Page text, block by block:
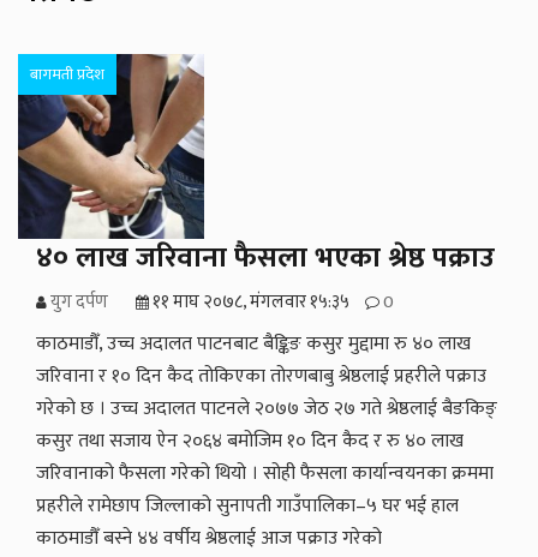
बागमती प्रदेश
४० लाख जरिवाना फैसला भएका श्रेष्ठ पक्राउ
युग दर्पण ११ माघ २०७८, मंगलवार १५:३५ 0
काठमाडौँ, उच्च अदालत पाटनबाट बैङ्किङ कसुर मुद्दामा रु ४० लाख
जरिवाना र १० दिन कैद तोकिएका तोरणबाबु श्रेष्ठलाई प्रहरीले पक्राउ
गरेको छ । उच्च अदालत पाटनले २०७७ जेठ २७ गते श्रेष्ठलाई बैङकिङ्
कसुर तथा सजाय ऐन २०६४ बमोजिम १० दिन कैद र रु ४० लाख
जरिवानाको फैसला गरेको थियो । सोही फैसला कार्यान्वयनका क्रममा
प्रहरीले रामेछाप जिल्लाको सुनापती गाउँपालिका–५ घर भई हाल
काठमाडौँ बस्ने ४४ वर्षीय श्रेष्ठलाई आज पक्राउ गरेको